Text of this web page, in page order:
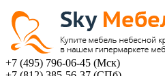
+7 (495) 796-06-45 (Мск)